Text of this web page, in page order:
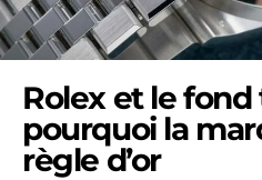
Rolex et le
pourquoi la
règle d’or